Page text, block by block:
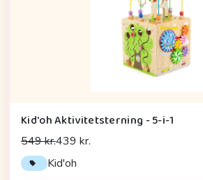
Kid'oh Aktivitetsterning - 5-i-1
549 kr.439 kr.
Kid'oh